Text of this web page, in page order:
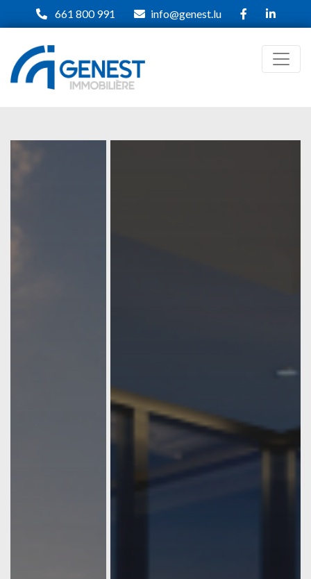
661 800 991 info@genest.lu